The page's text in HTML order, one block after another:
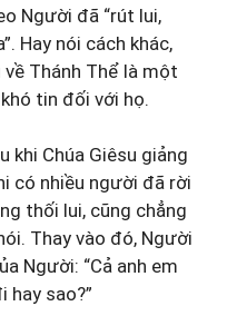
Người đã “rút lui,
Hay nói cách khác,
về Thánh Thể là một
tin đối với họ.
khi Chúa Giêsu giảng
có nhiều người đã rời
thối lui, cũng chẳng
Thay vào đó, Người
Người: “Cả anh em
hay sao?”